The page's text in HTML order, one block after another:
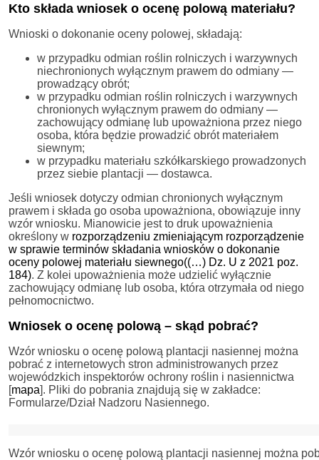
Kto składa wniosek o ocenę polową materiału?
Wnioski o dokonanie oceny polowej, składają:
w przypadku odmian roślin rolniczych i warzywnych
niechronionych wyłącznym prawem do odmiany —
prowadzący obrót;
w przypadku odmian roślin rolniczych i warzywnych
chronionych wyłącznym prawem do odmiany —
zachowujący odmianę lub upoważniona przez niego
osoba, która będzie prowadzić obrót materiałem
siewnym;
w przypadku materiału szkółkarskiego prowadzonych
przez siebie plantacji — dostawca.
Jeśli wniosek dotyczy odmian chronionych wyłącznym
prawem i składa go osoba upoważniona, obowiązuje inny
wzór wniosku. Mianowicie jest to druk upoważnienia
określony w rozporządzeniu zmieniającym rozporządzenie
w sprawie terminów składania wniosków o dokonanie
oceny polowej materiału siewnego((…) Dz. U z 2021 poz.
184). Z kolei upoważnienia może udzielić wyłącznie
zachowujący odmianę lub osoba, która otrzymała od niego
pełnomocnictwo.
Wniosek o ocenę polową – skąd pobrać?
Wzór wniosku o ocenę polową plantacji nasiennej można
pobrać z internetowych stron administrowanych przez
wojewódzkich inspektorów ochrony roślin i nasiennictwa
[mapa]. Pliki do pobrania znajdują się w zakładce:
Formularze/Dział Nadzoru Nasiennego.
Wzór wniosku o ocenę polową plantacji nasiennej można